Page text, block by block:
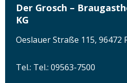
Der Grosch –
KG
Oeslauer Straße 115, 96472
Tel.: Tel.: 09563-7500